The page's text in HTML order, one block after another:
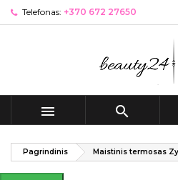
Telefonas: +370 672 27650
 
Pagrindinis Maistinis termosas